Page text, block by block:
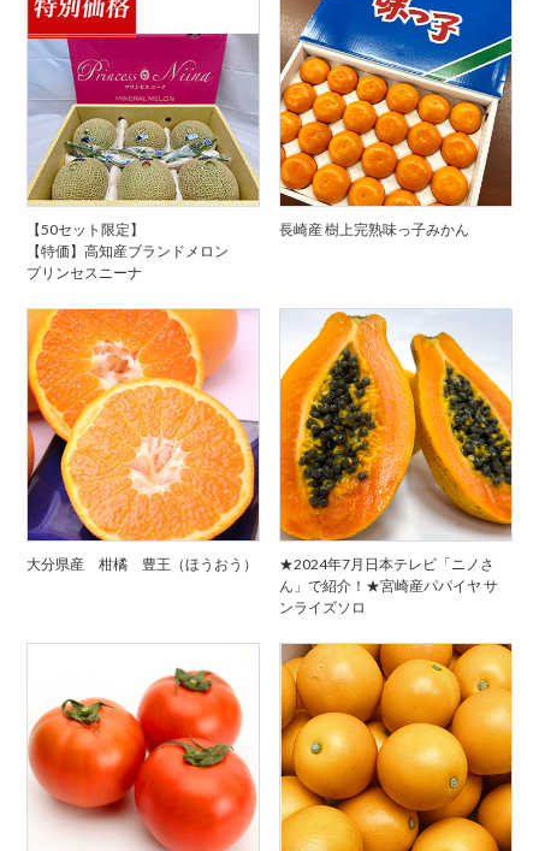
【50セット限定】
【特価】高知産ブランドメロン
プリンセスニーナ
長崎産 樹上完熟味っ子みかん
大分県産 柑橘 豊王（ほうおう）
★2024年7月日本テレビ「ニノさ
ん」で紹介！★宮崎産パパイヤ サ
ンライズソロ